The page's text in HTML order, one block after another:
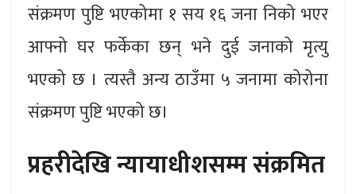
संक्रमण पुष्टि भएकोमा १ सय १६ जना निको भएर
आफ्नो घर फर्केका छन् भने दुई जनाको मृत्यु
भएको छ । त्यस्तै अन्य ठाउँमा ५ जनामा कोरोना
संक्रमण पुष्टि भएको छ।
प्रहरीदेखि न्यायाधीशसम्म संक्रमित